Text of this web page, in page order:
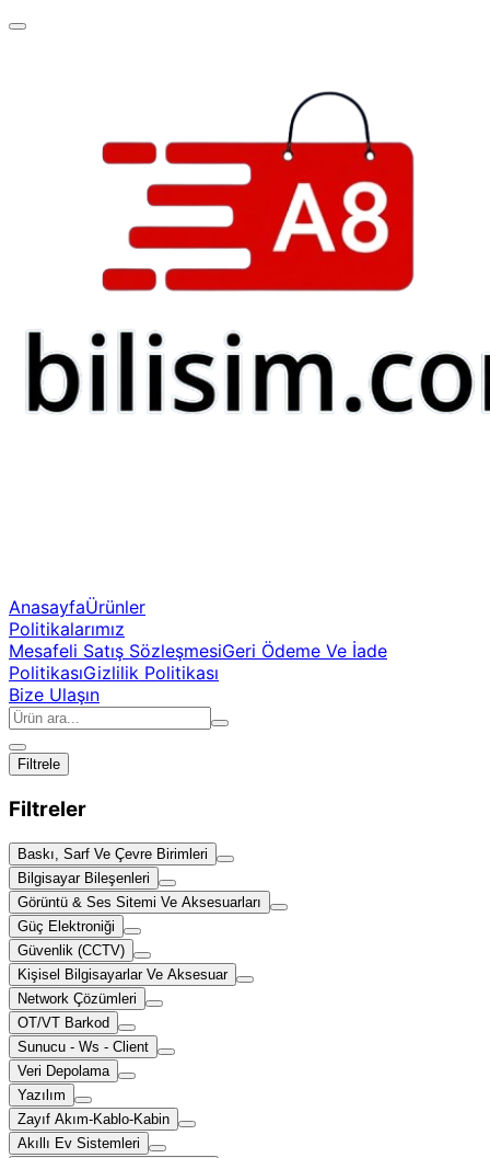
AnasayfaÜrünler
Politikalarımız
Mesafeli Satış SözleşmesiGeri Ödeme Ve İade
PolitikasıGizlilik Politikası
Bize Ulaşın
Filtrele
Filtreler
Baskı, Sarf Ve Çevre Birimleri
Bilgisayar Bileşenleri
Görüntü & Ses Sitemi Ve Aksesuarları
Güç Elektroniği
Güvenlik (CCTV)
Kişisel Bilgisayarlar Ve Aksesuar
Network Çözümleri
OT/VT Barkod
Sunucu - Ws - Client
Veri Depolama
Yazılım
Zayıf Akım-Kablo-Kabin
Akıllı Ev Sistemleri